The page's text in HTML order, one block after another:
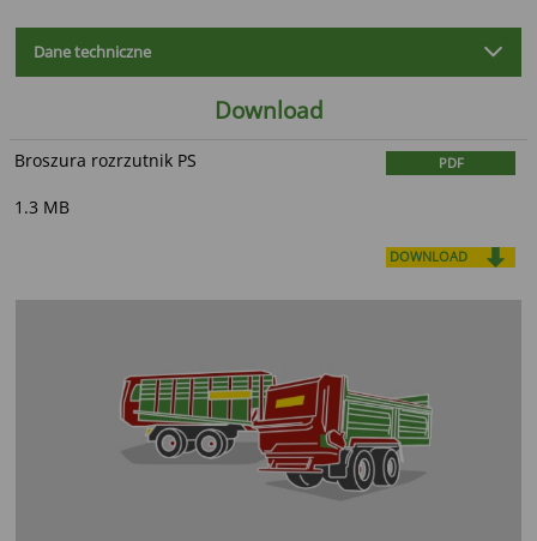
Dane techniczne
Download
Broszura rozrzutnik PS PDF
1.3 MB
DOWNLOAD